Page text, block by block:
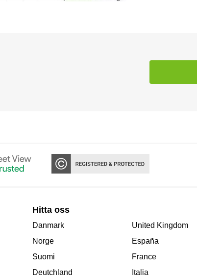
Hitta oss
Danmark
Norge
Suomi
Deutchland
United Kingdom
España
France
Italia